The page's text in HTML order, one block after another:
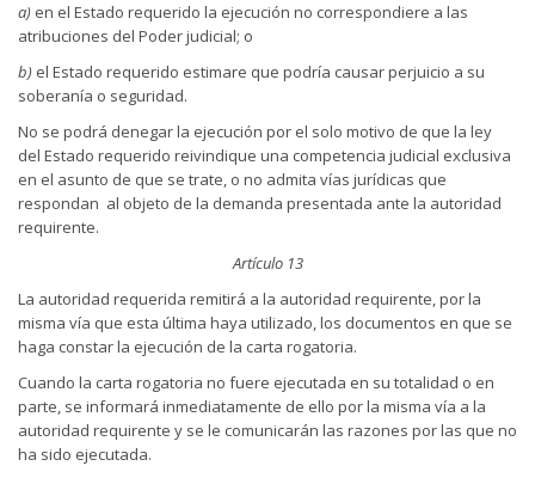
a) en el Estado requerido la ejecución no correspondiere a las
atribuciones del Poder judicial; o
b) el Estado requerido estimare que podría causar perjuicio a su
soberanía o seguridad.
No se podrá denegar la ejecución por el solo motivo de que la ley
del Estado requerido reivindique una competencia judicial exclusiva
en el asunto de que se trate, o no admita vías jurídicas que
respondan al objeto de la demanda presentada ante la autoridad
requirente.
Artículo 13
La autoridad requerida remitirá a la autoridad requirente, por la
misma vía que esta última haya utilizado, los documentos en que se
haga constar la ejecución de la carta rogatoria.
Cuando la carta rogatoria no fuere ejecutada en su totalidad o en
parte, se informará inmediatamente de ello por la misma vía a la
autoridad requirente y se le comunicarán las razones por las que no
ha sido ejecutada.